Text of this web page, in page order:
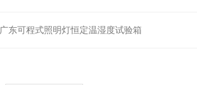
广东可程式照明灯恒定温湿度试验箱